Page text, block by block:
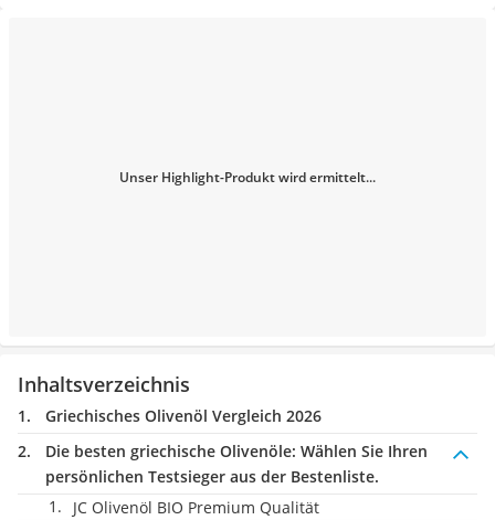
Unser Highlight-Produkt wird ermittelt...
Inhaltsverzeichnis
Griechisches Olivenöl Vergleich 2026
Die besten griechische Olivenöle: Wählen Sie Ihren
persönlichen Testsieger aus der Bestenliste.
JC Olivenöl BIO Premium Qualität